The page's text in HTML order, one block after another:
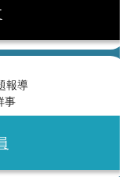
報導
事